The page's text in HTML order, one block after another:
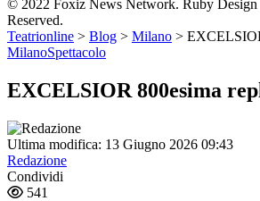
© 2022 Foxiz News Network. Ruby
Reserved.
Teatrionline > Blog > Milano >
MilanoSpettacolo
EXCELSIOR 800esima
Ultima modifica: 13 Giugno 2026 09:43
Redazione
Condividi
541